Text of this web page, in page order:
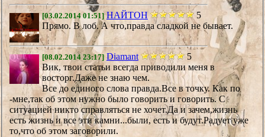
[03.02.2014 01:51] НАЙТОН
5
Прямо. В лоб. А что,правда сладкой не бывает.
[08.02.2014 23:17] Diamant
5
Вик, твои статьи всегда приводили меня в
восторг.Даже не знаю чем.
Все до единого слова правда.Все в точку. Как по
-мне,так об этом нужно было говорить и говорить. С
ситуацией никто справляться не хочет.Да и зачем,жизнь
есть жизнь и все эти камни...были, есть и будут.Радует уже
то,что об этом заговорили.